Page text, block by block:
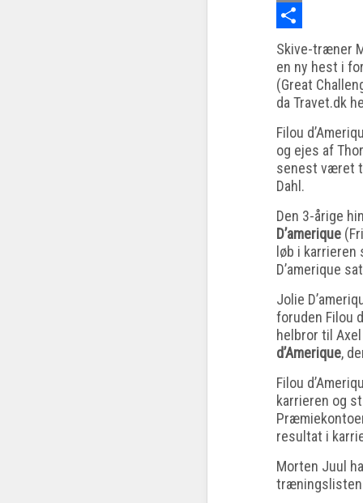
Email
Share
Skive-træner
en ny hest i
(Great
da Travet.dk
Filou
og ejes af
senest været
Dahl.
Den 3-årige
D’amerique
løb i
D’amerique
Jolie
foruden Filou
helbror til
d’Amerique,
Filou
karrieren og
resultat i
Morten Juul